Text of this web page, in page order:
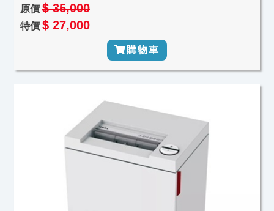
原價 $ 35,000
特價 $ 27,000
購物車